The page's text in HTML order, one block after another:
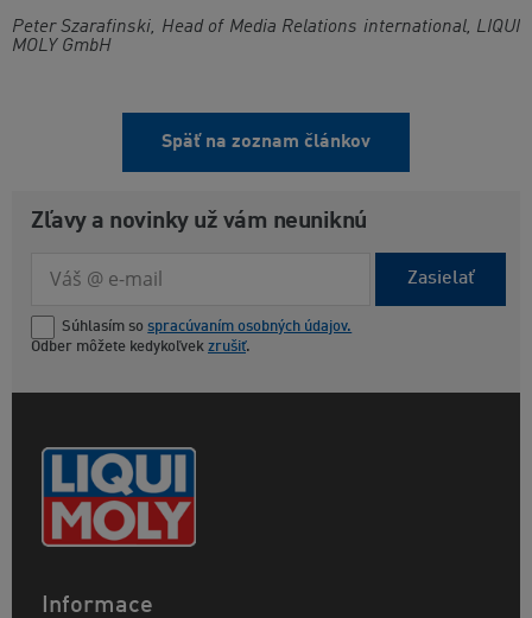
Peter Szarafinski, Head of Media Relations international, LIQUI
MOLY GmbH
Späť na zoznam článkov
Zľavy a novinky už vám neuniknú
Zasielať
Súhlasím so spracúvaním osobných údajov.
Odber môžete kedykoľvek zrušiť.
Informace